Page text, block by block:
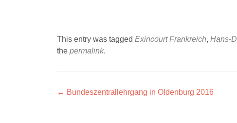
This entry was tagged Exincourt Frankreich, Hans-
the permalink.
Artikel-
← Bundeszentrallehrgang in Oldenburg 2016